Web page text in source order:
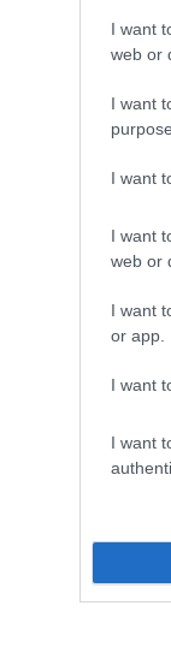
I want
web or
I want
I want
I want
web or
I want
or app.
I want
I want